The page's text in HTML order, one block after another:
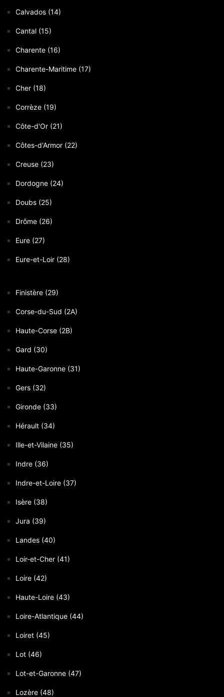
Calvados (14)
Cantal (15)
Charente (16)
Charente-Maritime (17)
Cher (18)
Corrèze (19)
Côte-d'Or (21)
Côtes-d'Armor (22)
Creuse (23)
Dordogne (24)
Doubs (25)
Drôme (26)
Eure (27)
Eure-et-Loir (28)
Finistère (29)
Corse-du-Sud (2A)
Haute-Corse (2B)
Gard (30)
Haute-Garonne (31)
Gers (32)
Gironde (33)
Hérault (34)
Ille-et-Vilaine (35)
Indre (36)
Indre-et-Loire (37)
Isère (38)
Jura (39)
Landes (40)
Loir-et-Cher (41)
Loire (42)
Haute-Loire (43)
Loire-Atlantique (44)
Loiret (45)
Lot (46)
Lot-et-Garonne (47)
Lozère (48)